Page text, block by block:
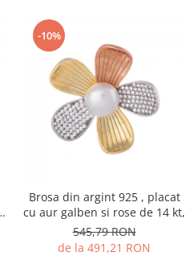
-10%
Brosa din argint 925 , placat
cu aur galben si rose de 14 kt,
545,79 RON
de la 491,21 RON